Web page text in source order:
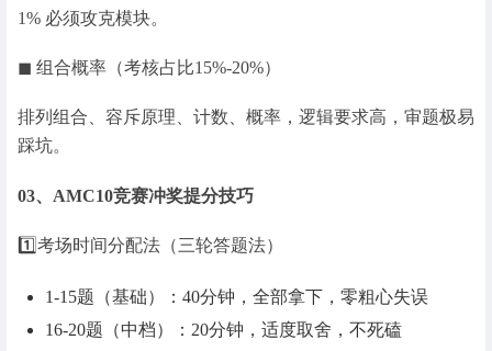
1% 必须攻克模块。
◼ 组合概率（考核占比15%-20%）
排列组合、容斥原理、计数、概率，逻辑要求高，审题极易
踩坑。
03、AMC10竞赛冲奖提分技巧
1️⃣考场时间分配法（三轮答题法）
1-15题（基础）：40分钟，全部拿下，零粗心失误
16-20题（中档）：20分钟，适度取舍，不死磕